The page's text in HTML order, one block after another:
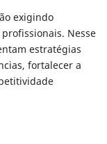
exigindo
Nesse
estratégias
fortalecer a